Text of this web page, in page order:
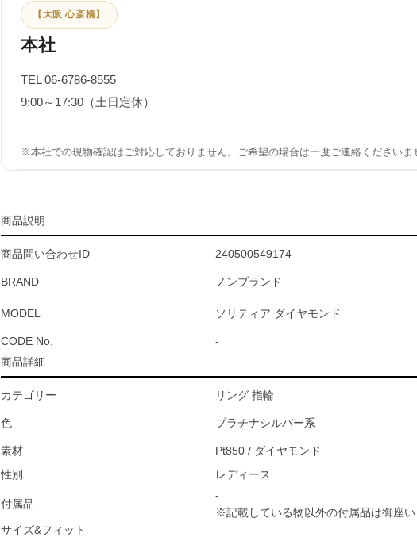
【大阪 心斎橋】
本社
TEL 06-6786-8555
9:00～17:30（土日定休）
※本社での現物確認はご対応しておりません。ご希望の場合は一度ご連絡くださいま
商品説明
商品問い合わせID 240500549174
BRAND ノンブランド
MODEL ソリティア ダイヤモンド
CODE No.
-
商品詳細
カテゴリー リング 指輪
色 プラチナシルバー系
素材
Pt850 / ダイヤモンド
性別
レディース
付属品
-
※記載している物以外の付属品は御座
サイズ&フィット